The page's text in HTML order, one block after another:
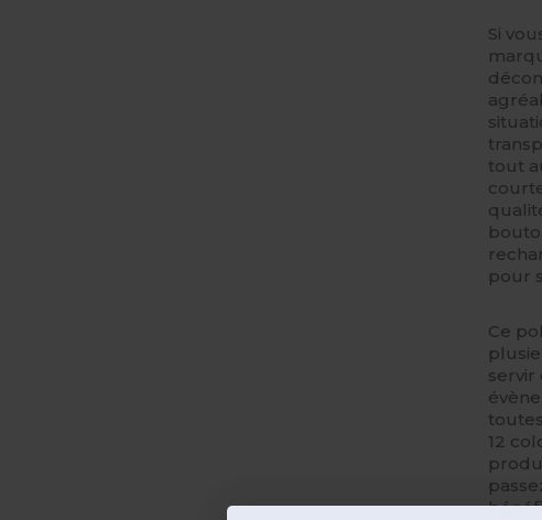
Si
tout
pour
Ce
12